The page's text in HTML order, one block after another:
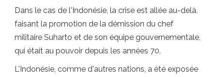
Dans le cas de l'Indonésie, la crise est allée au-delà,
faisant la promotion de la démission du chef
militaire Suharto et de son équipe gouvernementale,
qui était au pouvoir depuis les années 70.
L'Indonésie, comme d'autres nations, a été exposée